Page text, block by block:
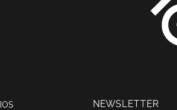
NEWSLETTER